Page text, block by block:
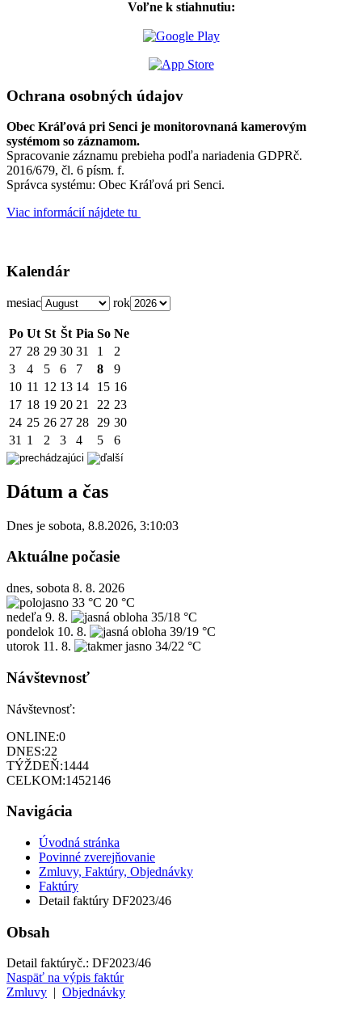
Voľne k stiahnutiu:
Ochrana osobných údajov
Obec Kráľová pri Senci je monitorovnaná kamerovým
systémom so záznamom.
Spracovanie záznamu prebieha podľa nariadenia GDPRč.
2016/679, čl. 6 písm. f.
Správca systému: Obec Kráľová pri Senci.
Viac informácií nájdete tu
Kalendár
mesiac rok
Po Ut St Št Pia So Ne
27 28 29 30 31 1
2
3
4 5 6 7 8
9
10 11 12 13 14 15 16
17 18 19 20 21 22 23
24 25 26 27 28 29 30
31 1 2 3 4 5 6
Dátum a čas
Dnes je sobota, 8.8.2026, 3:10:03
Aktuálne počasie
dnes, sobota 8. 8. 2026
33 °C 20 °C
nedeľa 9. 8.
35/18 °C
pondelok 10. 8.
39/19 °C
utorok 11. 8. 34/22 °C
Návštevnosť
Návštevnosť:
ONLINE:0
DNES:22
TÝŽDEŇ:1444
CELKOM:1452146
Navigácia
Úvodná stránka
Povinné zverejňovanie
Zmluvy, Faktúry, Objednávky
Faktúry
Detail faktúry DF2023/46
Obsah
Detail faktúryč.: DF2023/46
Naspäť na výpis faktúr
Zmluvy
Objednávky